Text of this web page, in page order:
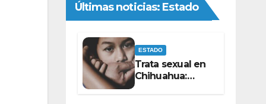
Últimas noticias: Estado
ESTADO
Trata sexual en
Chihuahua:
registra Fiscalía